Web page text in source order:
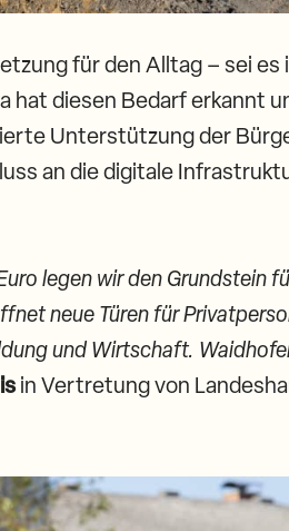
für den Alltag – sei es
hat diesen Bedarf erkannt
Unterstützung der
an die digitale
legen wir den Grundstein
neue Türen für
und Wirtschaft.
in Vertretung von